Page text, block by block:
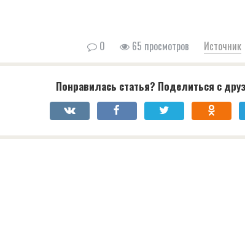
0 65 просмотров Источник
Понравилась статья? Поделиться с